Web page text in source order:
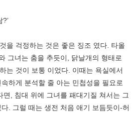
을 걱정하는 것은 좋은 징조 였다. 타올
그녀는 춤을 추듯이, 닭날개의 형태로
는 것이 보통 이었다. 이때는 욕실에서
하게 분석할 줄 아는 민첩성을 필요로
면, 침대 위에 그녀를 패대기질 쳐서는 그
. 그럴 때는 생전 처음 애기 보듬듯이-허